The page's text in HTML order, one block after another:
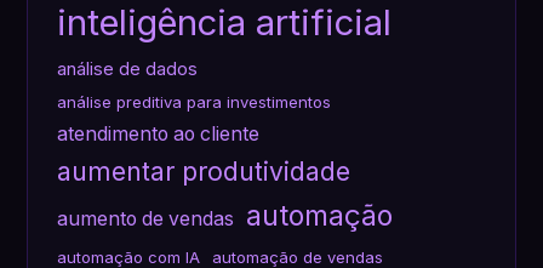
inteligência artificial
análise de dados
análise preditiva para investimentos
atendimento ao cliente
aumentar produtividade
aumento de vendas automação
automação com IA automação de vendas